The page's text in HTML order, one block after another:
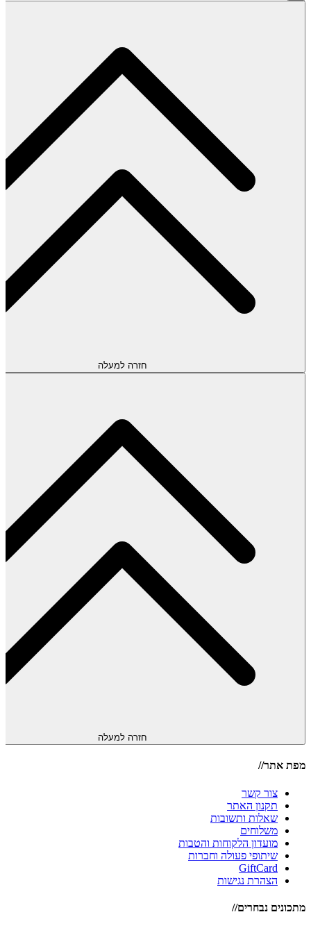
חזרה למעלה
חזרה למעלה
מפת אתר//
צור קשר
תקנון האתר
שאלות ותשובות
משלוחים
מועדון הלקוחות והטבות
שיתופי פעולה וחברות
GiftCard
הצהרת נגישות
מתכונים נבחרים//